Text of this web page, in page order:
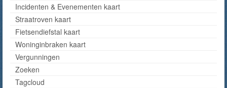
Incidenten & Evenementen kaart
Straatroven kaart
Fietsendiefstal kaart
Woninginbraken kaart
Vergunningen
Zoeken
Tagcloud